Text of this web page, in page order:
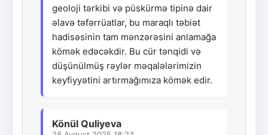
geoloji tərkibi və püskürmə tipinə dair
əlavə təfərrüatlar, bu maraqlı təbiət
hadisəsinin tam mənzərəsini anlamağa
kömək edəcəkdir. Bu cür tənqidi və
düşünülmüş rəylər məqalələrimizin
keyfiyyətini artırmağımıza kömək edir.
Könül Quliyeva